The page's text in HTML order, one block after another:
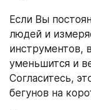
Если Вы
людей и
инструментов,
уменьшится и
Согласитесь,
бегунов на